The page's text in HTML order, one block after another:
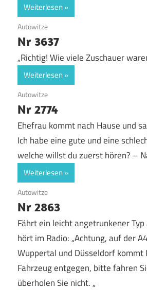
Weiterlesen
29. Juli 2017
Autowitze
Nr 3637
„Richtig! Wie viele Zuschauer
Weiterlesen
25. Juli 2017
Autowitze
Nr 2774
Ehefrau kommt nach Hause und
Ich habe eine gute und eine
welche willst du zuerst hören? –
Weiterlesen
20. Juli 2017
Autowitze
Nr 2863
Fährt ein leicht angetrunkener
hört im Radio: „Achtung, auf der
Wuppertal und Düsseldorf kommt
Fahrzeug entgegen, bitte fahren
überholen Sie nicht. „